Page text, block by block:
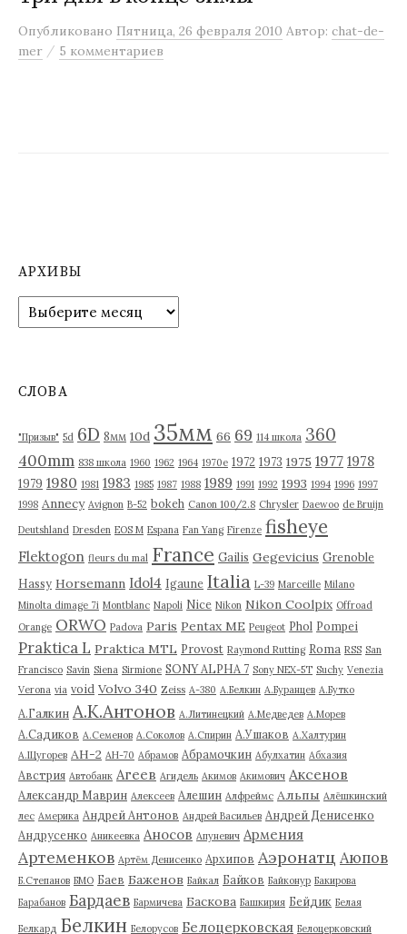
м
у
Опубликовано Пятница, 26 февраля 2010 Автор: chat-de-
mer / 5 комментариев
АРХИВЫ
р
в
СЛОВА
"Призыв" 5d 6D 8мм 10d 35мм 66 69 114 школа 360
400mm 838 школа 1960 1962 1964 1970е 1972 1973 1975 1977 1978
1979 1980 1981 1983 1985 1987 1988 1989 1991 1992 1993 1994 1996 1997
1998 Annecy Avignon B-52 bokeh Canon 100/2.8 Chrysler Daewoo de Bruijn
Deutshland Dresden EOS M Espana Fan Yang Firenze fisheye
Flektogon fleurs du mal France Gailis Gegevicius Grenoble
Hassy Horsemann Idol4 Igaune Italia L-39 Marceille Milano
Minolta dimage 7i Montblanc Napoli Nice Nikon Nikon Coolpix Offroad
Orange ORWO Padova Paris Pentax ME Peugeot Phol Pompei
Praktica L Praktica MTL Provost Raymond Rutting Roma RSS San
Francisco Savin Siena Sirmione SONY ALPHA 7 Sony NEX-5T Suchy Venezia
Verona via void Volvo 340 Zeiss А-380 А.Белкин А.Буранцев А.Бутко
А.Галкин А.К.Антонов А.Литинецкий А.Медведев А.Морев
А.Садиков А.Семенов А.Соколов А.Спирин А.Ушаков А.Халтурин
А.Щугорев АН-2 АН-70 Абрамов Абрамочкин Абулхатин Абхазия
Австрия Автобанк Агеев Агидель Акимов Акимович Аксенов
Александр Маврин Алексеев Алешин Алфреймс Альпы Алёшкинский
лес Америка Андрей Антонов Андрей Васильев Андрей Денисенко
Андрусенко Аникеевка Аносов Апуневич Армения
Артеменков Артём Денисенко Архипов Аэронатц Аюпов
Б.Степанов БМО Баев Баженов Байкал Байков Байконур Бакирова
Барабанов Бардаев Бармичева Баскова Башкирия Бейдик Белая
Белкард Белкин Белорусов Белоцерковская Белоцерковский